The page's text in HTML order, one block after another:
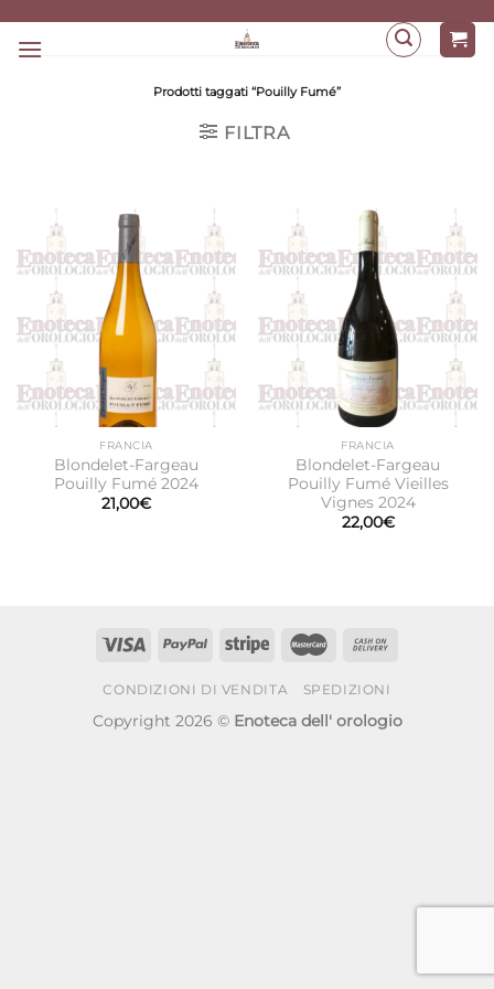
Prodotti taggati “Pouilly Fumé”
FILTRA
FRANCIA
Blondelet-Fargeau
Pouilly Fumé 2024
21,00€
FRANCIA
Blondelet-Fargeau
Pouilly Fumé Vieilles
Vignes 2024
22,00€
CONDIZIONI DI VENDITA SPEDIZIONI
Copyright 2026 © Enoteca dell' orologio